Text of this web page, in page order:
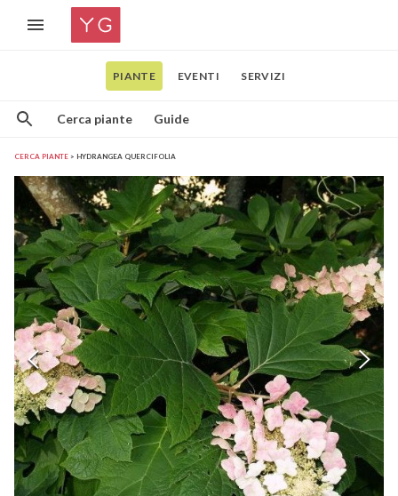
PIANTE EVENTI SERVIZI
Cerca piante Guide
CERCA PIANTE HYDRANGEA QUERCIFOLIA